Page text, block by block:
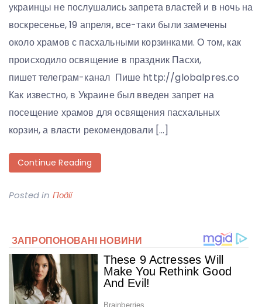
украинцы не послушались запрета властей и в ночь на
воскресенье, 19 апреля, все-таки были замечены
около храмов с пасхальными корзинками. О том, как
происходило освящение в праздник Пасхи,
пишет телеграм-канал Пише http://globalpres.co
Как известно, в Украине был введен запрет на
посещение храмов для освящения пасхальных
корзин, а власти рекомендовали […]
Continue Reading
Posted in Події